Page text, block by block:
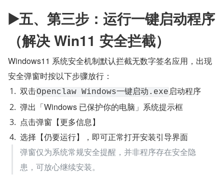
▶️五、第三步：运行一键启动程序
（解决 Win11 安全拦截）
Windows11 系统安全机制默认拦截无数字签名应用，出现
安全弹窗时按以下步骤放行：
双击Openclaw Windows一键启动.exe 启动程序
弹出「Windows 已保护你的电脑」系统提示框
点击弹窗【更多信息】
选择【仍要运行】，即可正常打开安装引导界面
弹窗仅为系统常规安全提醒，并非程序存在安全隐
患，可放心继续安装。